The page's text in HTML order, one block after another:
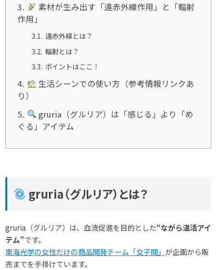
3
素材が生み出す「遠赤外線作用」と「輻射
作用」
3.1 遠赤外線とは？
3.2 輻射とは？
3.3 ポイントはここ！
4
生活シーンでの使い方（参考情報リンクあ
り）
5
gruria（グルリア）は「感じる」より「め
ぐる」アイテム
gruria（グルリア）とは？
gruria（グルリア）は、血流促進を目的とした“ながら温活アイ
テム”です。
東海光学の女性だけの商品開発チーム「女子開」 が企画から販
売までを手掛けています。